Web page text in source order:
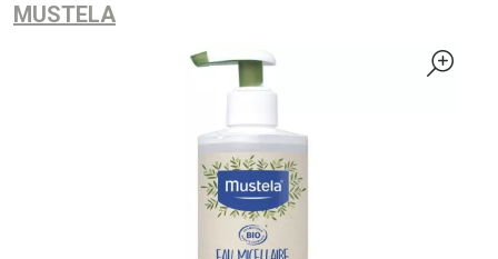
MUSTELA